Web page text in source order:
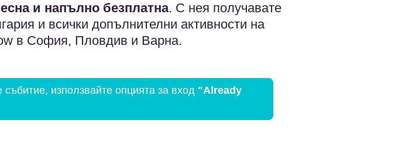
и напълно безплатна. С нея получавате
и всички допълнителни активности на
в София, Пловдив и Варна.
използвайте опцията за вход "Already